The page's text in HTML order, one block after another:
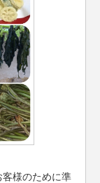
様のために準